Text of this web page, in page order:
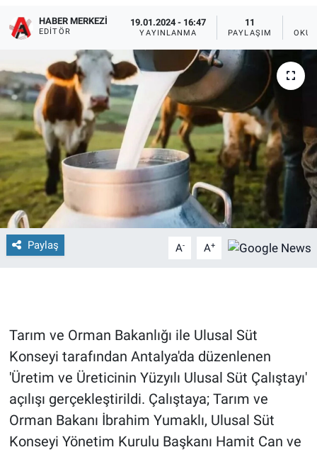
HABER MERKEZI
EDITÖR
19.01.2024 - 16:47
YAYINLANMA
11
PAYLAŞIM
Paylaş A- A+
Tarım ve Orman Bakanlığı ile Ulusal Süt
Konseyi tarafından Antalya'da düzenlenen
'Üretim ve Üreticinin Yüzyılı Ulusal Süt Çalıştayı'
açılışı gerçekleştirildi. Çalıştaya; Tarım ve
Orman Bakanı İbrahim Yumaklı, Ulusal Süt
Konseyi Yönetim Kurulu Başkanı Hamit Can ve